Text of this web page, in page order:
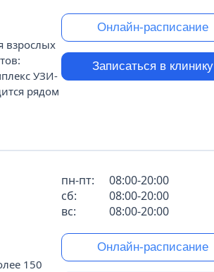
взрослых
УЗИ-
рядом
Онлайн-расписание
Записаться в клинику
150
пн-пт:
08:00-20:00
сб:
08:00-20:00
вс:
08:00-20:00
Онлайн-расписание